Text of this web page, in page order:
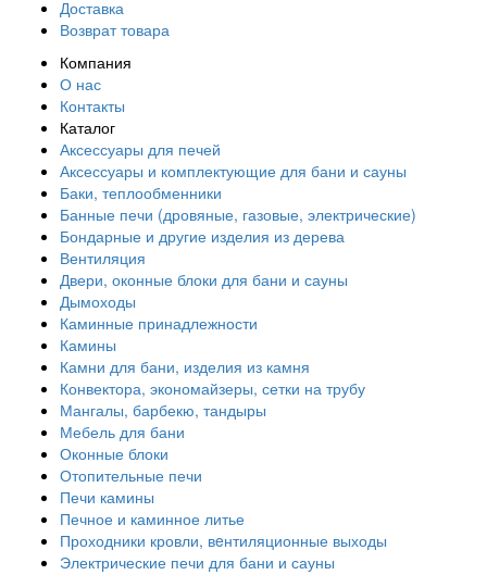
Доставка
Возврат товара
Компания
О нас
Контакты
Каталог
Аксессуары для печей
Аксессуары и комплектующие для бани и сауны
Баки, теплообменники
Банные печи (дровяные, газовые, электрические)
Бондарные и другие изделия из дерева
Вентиляция
Двери, оконные блоки для бани и сауны
Дымоходы
Каминные принадлежности
Камины
Камни для бани, изделия из камня
Конвектора, экономайзеры, сетки на трубу
Мангалы, барбекю, тандыры
Мебель для бани
Оконные блоки
Отопительные печи
Печи камины
Печное и каминное литье
Проходники кровли, вeнтиляционные выходы
Электрические печи для бани и сауны